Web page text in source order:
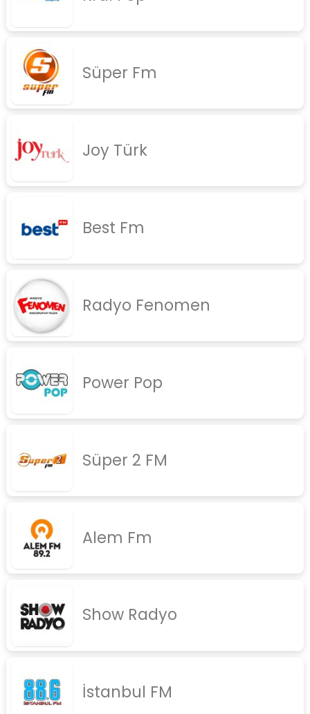
jazz
rap
diger
Gizlilik Politikası
Süper Fm
Joy Türk
Best Fm
Radyo Fenomen
Power Pop
Süper 2 FM
Alem Fm
Show Radyo
İstanbul FM